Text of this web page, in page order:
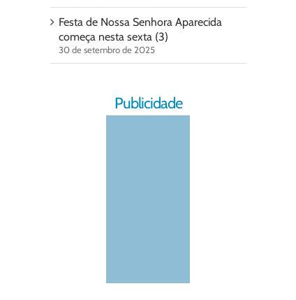
Festa de Nossa Senhora Aparecida
começa nesta sexta (3)
30 de setembro de 2025
Publicidade